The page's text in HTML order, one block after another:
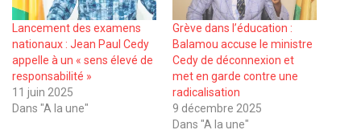
Lancement des examens
nationaux : Jean Paul Cedy
appelle à un « sens élevé de
responsabilité »
11 juin 2025
Dans "A la une"
Grève dans l’éducation :
Balamou accuse le ministre
Cedy de déconnexion et
met en garde contre une
radicalisation
9 décembre 2025
Dans "A la une"